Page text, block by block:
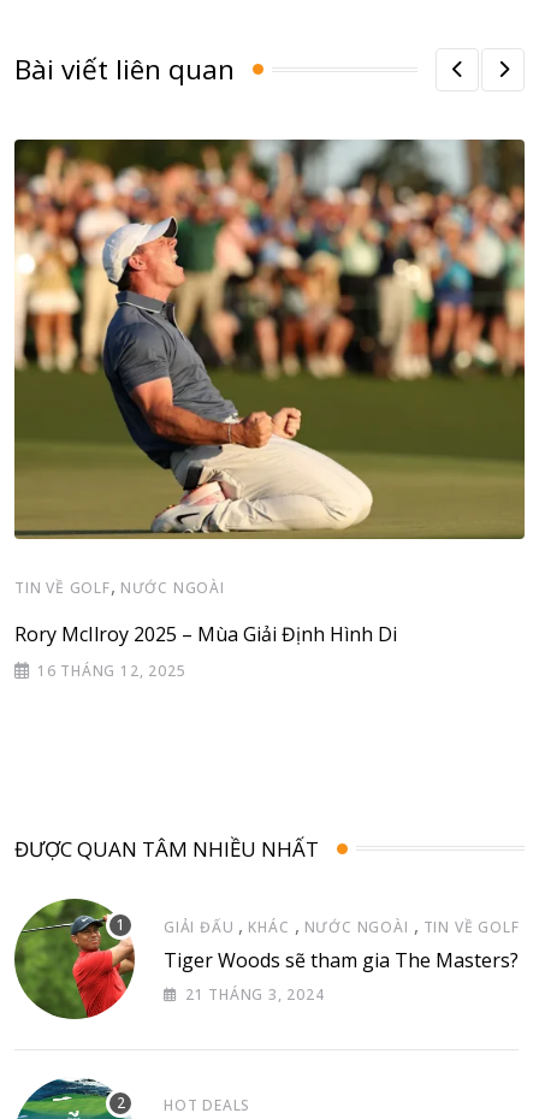
Bài viết liên quan
TIN VỀ GOLF, NƯỚC NGOÀI
Rory McIlroy 2025 – Mùa Giải Định Hình Di
16 THÁNG 12, 2025
ĐƯỢC QUAN TÂM NHIỀU NHẤT
GIẢI ĐẤU , KHÁC , NƯỚC NGOÀI , TIN VỀ GOLF
Tiger Woods sẽ tham gia The Masters?
21 THÁNG 3, 2024
HOT DEALS